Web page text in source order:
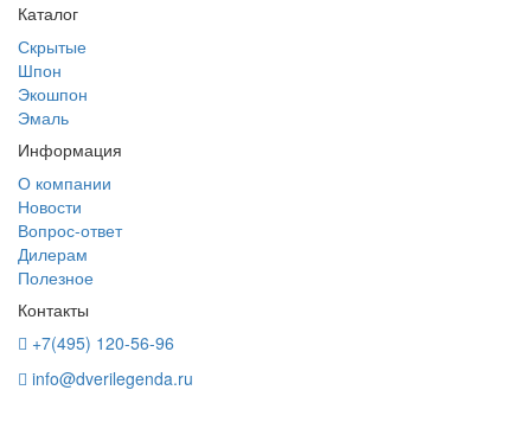
Каталог
Скрытые
Шпон
Экошпон
Эмаль
Информация
О компании
Новости
Вопрос-ответ
Дилерам
Полезное
Контакты
+7(495) 120-56-96
info@dverilegenda.ru